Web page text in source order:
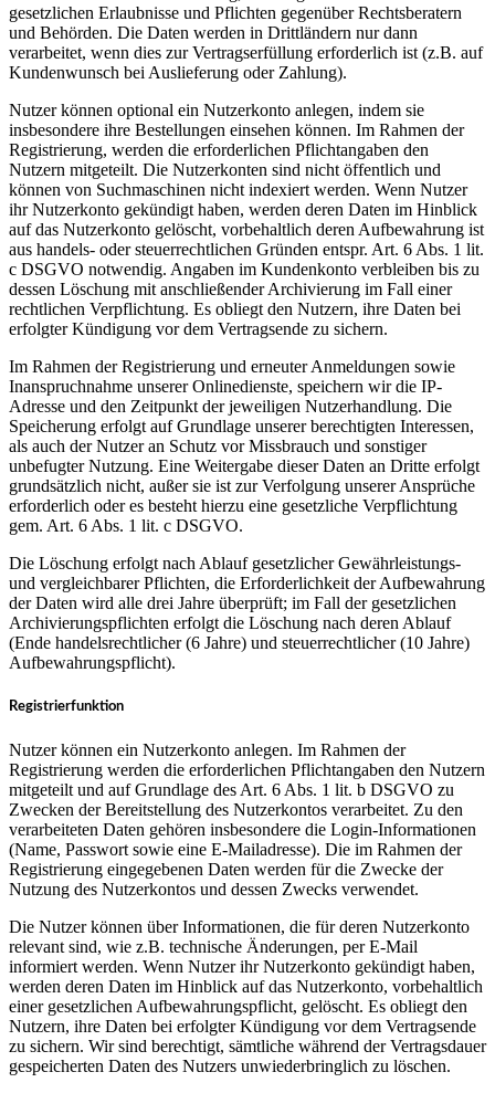
gesetzlichen Erlaubnisse und Pflichten gegenüber Rechtsberatern
und Behörden. Die Daten werden in Drittländern nur dann
verarbeitet, wenn dies zur Vertragserfüllung erforderlich ist (z.B. auf
Kundenwunsch bei Auslieferung oder Zahlung).
Nutzer können optional ein Nutzerkonto anlegen, indem sie
insbesondere ihre Bestellungen einsehen können. Im Rahmen der
Registrierung, werden die erforderlichen Pflichtangaben den
Nutzern mitgeteilt. Die Nutzerkonten sind nicht öffentlich und
können von Suchmaschinen nicht indexiert werden. Wenn Nutzer
ihr Nutzerkonto gekündigt haben, werden deren Daten im Hinblick
auf das Nutzerkonto gelöscht, vorbehaltlich deren Aufbewahrung ist
aus handels- oder steuerrechtlichen Gründen entspr. Art. 6 Abs. 1 lit.
c DSGVO notwendig. Angaben im Kundenkonto verbleiben bis zu
dessen Löschung mit anschließender Archivierung im Fall einer
rechtlichen Verpflichtung. Es obliegt den Nutzern, ihre Daten bei
erfolgter Kündigung vor dem Vertragsende zu sichern.
Im Rahmen der Registrierung und erneuter Anmeldungen sowie
Inanspruchnahme unserer Onlinedienste, speichern wir die IP-
Adresse und den Zeitpunkt der jeweiligen Nutzerhandlung. Die
Speicherung erfolgt auf Grundlage unserer berechtigten Interessen,
als auch der Nutzer an Schutz vor Missbrauch und sonstiger
unbefugter Nutzung. Eine Weitergabe dieser Daten an Dritte erfolgt
grundsätzlich nicht, außer sie ist zur Verfolgung unserer Ansprüche
erforderlich oder es besteht hierzu eine gesetzliche Verpflichtung
gem. Art. 6 Abs. 1 lit. c DSGVO.
Die Löschung erfolgt nach Ablauf gesetzlicher Gewährleistungs-
und vergleichbarer Pflichten, die Erforderlichkeit der Aufbewahrung
der Daten wird alle drei Jahre überprüft; im Fall der gesetzlichen
Archivierungspflichten erfolgt die Löschung nach deren Ablauf
(Ende handelsrechtlicher (6 Jahre) und steuerrechtlicher (10 Jahre)
Aufbewahrungspflicht).
Registrierfunktion
Nutzer können ein Nutzerkonto anlegen. Im Rahmen der
Registrierung werden die erforderlichen Pflichtangaben den Nutzern
mitgeteilt und auf Grundlage des Art. 6 Abs. 1 lit. b DSGVO zu
Zwecken der Bereitstellung des Nutzerkontos verarbeitet. Zu den
verarbeiteten Daten gehören insbesondere die Login-Informationen
(Name, Passwort sowie eine E-Mailadresse). Die im Rahmen der
Registrierung eingegebenen Daten werden für die Zwecke der
Nutzung des Nutzerkontos und dessen Zwecks verwendet.
Die Nutzer können über Informationen, die für deren Nutzerkonto
relevant sind, wie z.B. technische Änderungen, per E-Mail
informiert werden. Wenn Nutzer ihr Nutzerkonto gekündigt haben,
werden deren Daten im Hinblick auf das Nutzerkonto, vorbehaltlich
einer gesetzlichen Aufbewahrungspflicht, gelöscht. Es obliegt den
Nutzern, ihre Daten bei erfolgter Kündigung vor dem Vertragsende
zu sichern. Wir sind berechtigt, sämtliche während der Vertragsdauer
gespeicherten Daten des Nutzers unwiederbringlich zu löschen.